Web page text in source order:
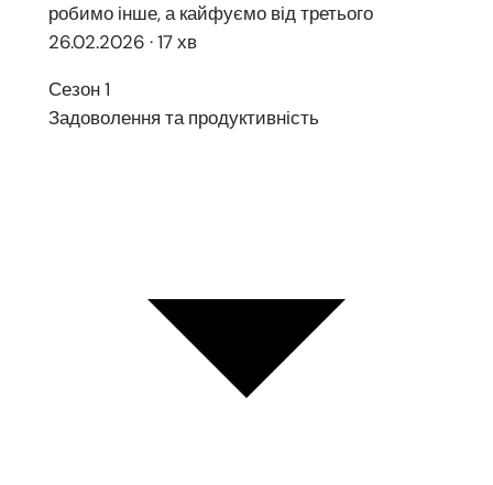
робимо інше, а кайфуємо від третього
26.02.2026 · 17 хв
Сезон 1
Задоволення та продуктивність